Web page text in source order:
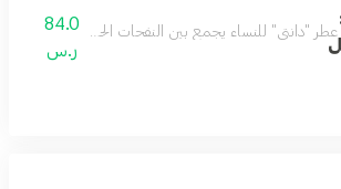
عطر "دانتي" للنساء يجمع بين النفحات الحلوة والعميقة
84.0
ر.س